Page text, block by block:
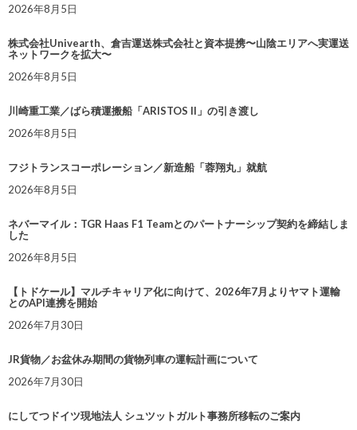
2026年8月5日
株式会社Univearth、倉吉運送株式会社と資本提携〜山陰エリアへ実運送
ネットワークを拡大〜
2026年8月5日
川崎重工業／ばら積運搬船「ARISTOS II」の引き渡し
2026年8月5日
フジトランスコーポレーション／新造船「蓉翔丸」就航
2026年8月5日
ネバーマイル：TGR Haas F1 Teamとのパートナーシップ契約を締結しま
した
2026年8月5日
【トドケール】マルチキャリア化に向けて、2026年7月よりヤマト運輸
とのAPI連携を開始
2026年7月30日
JR貨物／お盆休み期間の貨物列車の運転計画について
2026年7月30日
にしてつドイツ現地法人 シュツットガルト事務所移転のご案内